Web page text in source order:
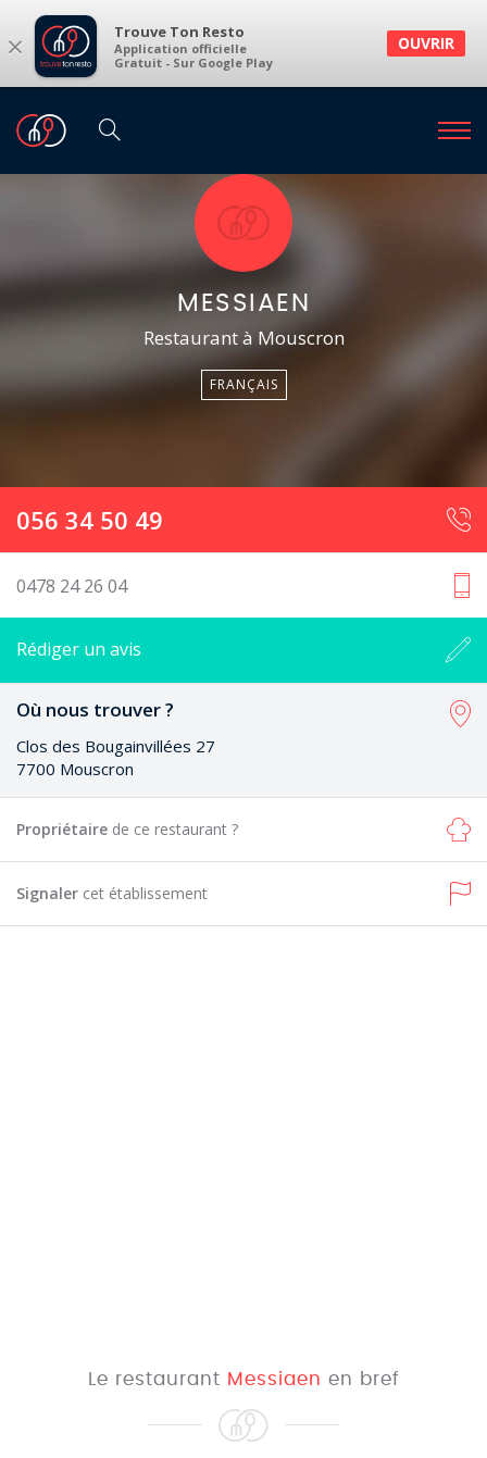
× Trouve Ton Resto
Application officielle
Gratuit - Sur Google Play
OUVRIR
MESSIAEN
Restaurant à Mouscron
FRANÇAIS
056 34 50 49
0478 24 26 04
Rédiger un avis
Où nous trouver ?
Clos des Bougainvillées 27
7700 Mouscron
Propriétaire de ce restaurant ?
Signaler cet établissement
Le restaurant Messiaen en bref